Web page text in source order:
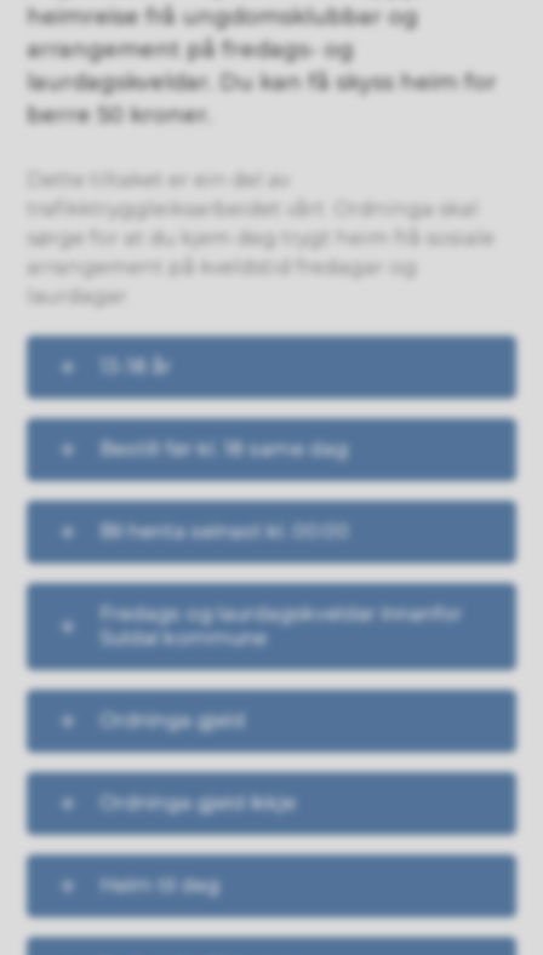
heimreise frå ungdomsklubbar og
arrangement på fredags- og
laurdagskveldar. Du kan få skyss heim for
berre 50 kroner.
Dette tiltaket er ein del av
trafikktryggleiksarbeidet vårt. Ordninga skal
sørge for at du kjem deg trygt heim frå sosiale
arrangement på kveldstid fredagar og
laurdagar.
13-18 år
Bestill før kl. 18 same dag
Bli henta seinast kl. 00:00
Fredags og laurdagskveldar innanfor
Suldal kommune
Ordninga gjeld
Ordninga gjeld ikkje
Heim til deg